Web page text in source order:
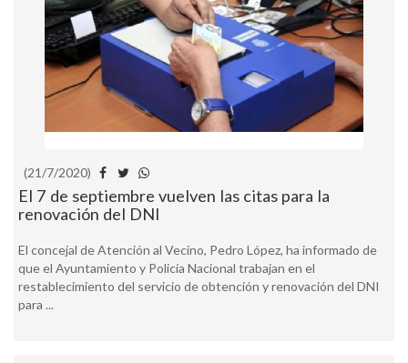
(21/7/2020)
El 7 de septiembre vuelven las citas para la
renovación del DNI
El concejal de Atención al Vecino, Pedro López, ha informado de
que el Ayuntamiento y Policía Nacional trabajan en el
restablecimiento del servicio de obtención y renovación del DNI
para ...